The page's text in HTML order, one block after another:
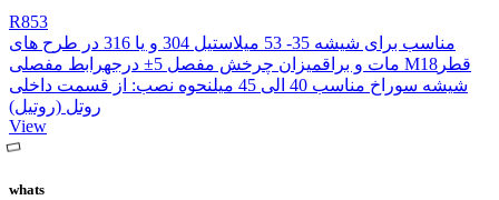
R853
مناسب برای شیشه 35- 53 میلاستیل 304 و یا 316 در طرح های
مات و براقمیزان چرخش مفصل 5± درجهرابط مفصلی M18قطر
شیشه سوراخ مناسب 40 الی 45 میلنحوه نصب:‌ از قسمت داخلی
روتل (روتیل)
View
whats